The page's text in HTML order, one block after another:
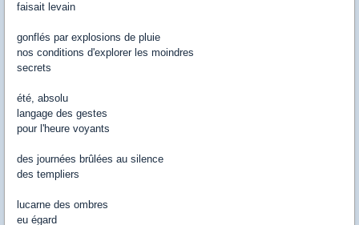
faisait levain
gonflés par explosions de pluie
nos conditions d'explorer les moindres
secrets
été, absolu
langage des gestes
pour l'heure voyants
des journées brûlées au silence
des templiers
lucarne des ombres
eu égard